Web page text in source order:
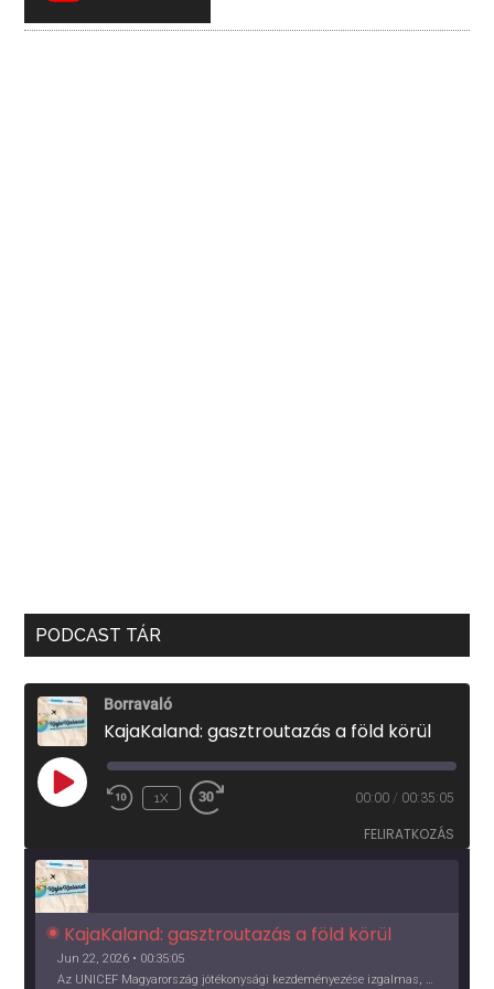
PODCAST TÁR
Borravaló
KajaKaland: gasztroutazás a föld körül
PLAY
EPISODE
1X 00:00 / 00:35:05
FELIRATKOZÁS
KajaKaland: gasztroutazás a föld körül
Jun 22, 2026 • 00:35:05
Az UNICEF Magyarország jótékonysági kezdeményezése izgalmas, egész éves világkörüli ízutazásra hív, igazi családi program és gasztroedukáció, illetve segítség a rászorulóknak is egyben.